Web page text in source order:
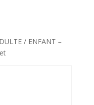
/ ENFANT –